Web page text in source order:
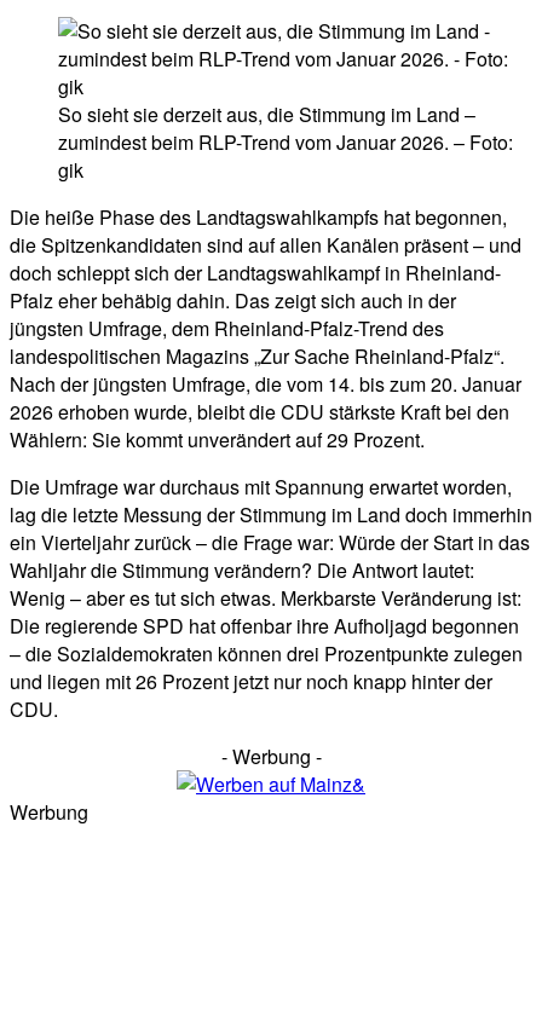
So sieht sie derzeit aus, die Stimmung im Land –
zumindest beim RLP-Trend vom Januar 2026. – Foto:
gik
Die heiße Phase des Landtagswahlkampfs hat begonnen,
die Spitzenkandidaten sind auf allen Kanälen präsent – und
doch schleppt sich der Landtagswahlkampf in Rheinland-
Pfalz eher behäbig dahin. Das zeigt sich auch in der
jüngsten Umfrage, dem Rheinland-Pfalz-Trend des
landespolitischen Magazins „Zur Sache Rheinland-Pfalz“.
Nach der jüngsten Umfrage, die vom 14. bis zum 20. Januar
2026 erhoben wurde, bleibt die CDU stärkste Kraft bei den
Wählern: Sie kommt unverändert auf 29 Prozent.
Die Umfrage war durchaus mit Spannung erwartet worden,
lag die letzte Messung der Stimmung im Land doch immerhin
ein Vierteljahr zurück – die Frage war: Würde der Start in das
Wahljahr die Stimmung verändern? Die Antwort lautet:
Wenig – aber es tut sich etwas. Merkbarste Veränderung ist:
Die regierende SPD hat offenbar ihre Aufholjagd begonnen
– die Sozialdemokraten können drei Prozentpunkte zulegen
und liegen mit 26 Prozent jetzt nur noch knapp hinter der
CDU.
- Werbung -
Werbung